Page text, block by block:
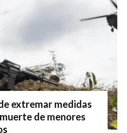
extremar medidas
de menores